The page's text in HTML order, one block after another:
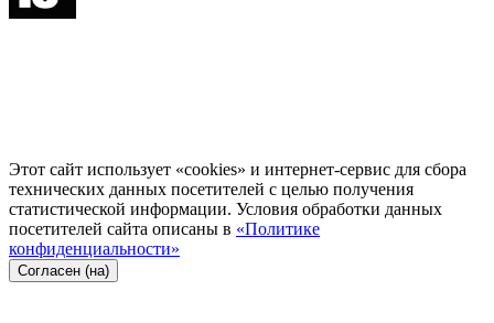
Этот сайт использует «cookies» и интернет-сервис для сбора
технических данных посетителей с целью получения
статистической информации. Условия обработки данных
посетителей сайта описаны в «Политике
конфиденциальности»
Согласен (на)